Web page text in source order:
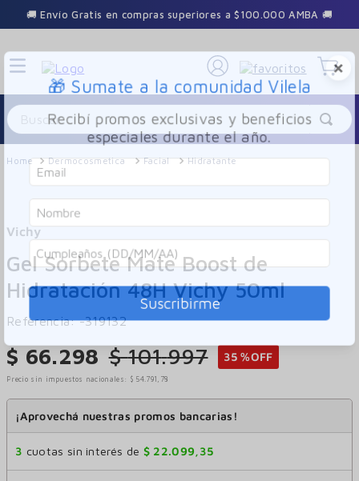
🚚 Envío Gratis en compras superiores a $100.000 AMBA 🚚
Buscar
Dermocosmetica Facial Hidratante
Vichy
Gel Sorbete Mate Boost de
Hidratación 48H Vichy 50ml
Referencia:-319132
$ 66.298 $ 101.997 35 %OFF
Precio sin impuestos nacionales: $ 54.791 , 78
¡Aprovechá nuestras promos bancarias!
3 cuotas sin interés de $ 22.099,35
×
🎁 Sumate a la comunidad Vilela
Recibí promos exclusivas y beneficios
especiales durante el año.
Suscribirme